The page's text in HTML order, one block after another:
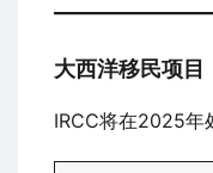
大西洋移民项目
IRCC将在2025年